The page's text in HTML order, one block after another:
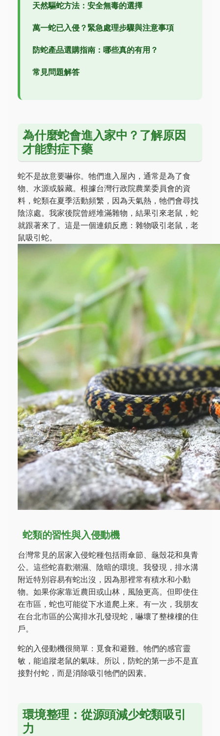
天然驅蛇方法：安全無毒的選擇
萬一蛇已入侵？緊急處理步驟與注意事項
防蛇產品選購指南：哪些真的有用？
常見問題解答
為什麼蛇會進入家中？了解原因
才能對症下藥
蛇不是故意要嚇你。牠們進入屋內，通常是為了食
物、水源或躲藏。根據台灣行政院農業委員會的資
料，蛇類在夏季活動頻繁，因為天氣熱，牠們會尋找
陰涼處。我家後院曾經堆滿雜物，結果引來老鼠，蛇
就跟著來了。這是一個連鎖反應：雜物吸引老鼠，老
鼠吸引蛇。
蛇類的習性與入侵動機
台灣常見的居家入侵蛇種包括雨傘節、龜殼花和臭青
公。這些蛇喜歡潮濕、陰暗的環境。我發現，排水溝
附近特別容易有蛇出沒，因為那裡常有積水和小動
物。如果你家靠近農田或山林，風險更高。但即使住
在市區，蛇也可能從下水道爬上來。有一次，我朋友
在台北市區的公寓排水孔發現蛇，嚇壞了整棟樓的住
戶。
蛇的入侵動機很簡單：覓食和避難。牠們的感官靈
敏，能追蹤老鼠的氣味。所以，防蛇的第一步不是直
接對付蛇，而是消除吸引牠們的因素。
環境整理：從源頭減少蛇類吸引
力